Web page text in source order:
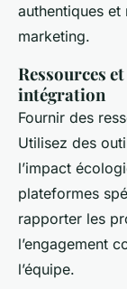
authentiques
marketing.
Ressources
intégration
Fournir des
Utilisez des
l’impact
plateformes
rapporter les
l’engagement
l’équipe.